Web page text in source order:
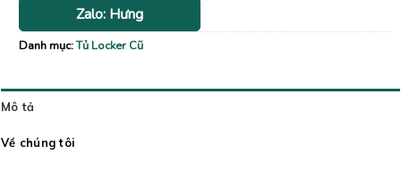
Zalo: Hưng
Danh mục:Tủ Locker Cũ
Mô tả
Về chúng tôi